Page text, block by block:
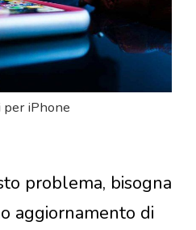
per iPhone
problema, bisogna
aggiornamento di